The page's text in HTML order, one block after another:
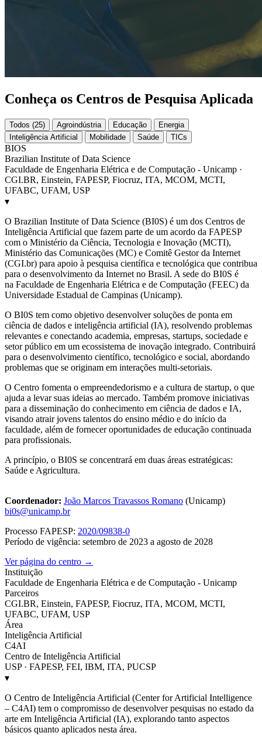
Conheça os Centros de Pesquisa Aplicada
Todos (25) Agroindústria Educação
Energia
Inteligência Artificial
Mobilidade Saúde TICs
BIOS
Brazilian Institute of Data Science
Faculdade de Engenharia Elétrica e de Computação - Unicamp ·
CGI.BR, Einstein, FAPESP, Fiocruz, ITA, MCOM, MCTI,
UFABC, UFAM, USP
▾
O Brazilian Institute of Data Science (BI0S) é um dos Centros de
Inteligência Artificial que fazem parte de um acordo da FAPESP
com o Ministério da Ciência, Tecnologia e Inovação (MCTI),
Ministério das Comunicações (MC) e Comitê Gestor da Internet
(CGI.br) para apoio à pesquisa científica e tecnológica que contribua
para o desenvolvimento da Internet no Brasil. A sede do BI0S é
na Faculdade de Engenharia Elétrica e de Computação (FEEC) da
Universidade Estadual de Campinas (Unicamp).
O BI0S tem como objetivo desenvolver soluções de ponta em
ciência de dados e inteligência artificial (IA), resolvendo problemas
relevantes e conectando academia, empresas, startups, sociedade e
setor público em um ecossistema de inovação integrado. Contribuirá
para o desenvolvimento científico, tecnológico e social, abordando
problemas que se originam em interações multi-setoriais.
O Centro fomenta o empreendedorismo e a cultura de startup, o que
ajuda a levar suas ideias ao mercado. Também promove iniciativas
para a disseminação do conhecimento em ciência de dados e IA,
visando atrair jovens talentos do ensino médio e do início da
faculdade, além de fornecer oportunidades de educação continuada
para profissionais.
A princípio, o BI0S se concentrará em duas áreas estratégicas:
Saúde e Agricultura.
Coordenador: João Marcos Travassos Romano (Unicamp)
bi0s@unicamp.br
Processo FAPESP: 2020/09838-0
Período de vigência: setembro de 2023 a agosto de 2028
Ver página do centro →
Instituição
Faculdade de Engenharia Elétrica e de Computação - Unicamp
Parceiros
CGI.BR, Einstein, FAPESP, Fiocruz, ITA, MCOM, MCTI,
UFABC, UFAM, USP
Área
Inteligência Artificial
C4AI
Centro de Inteligência Artificial
USP · FAPESP, FEI, IBM, ITA, PUCSP
▾
O Centro de Inteligência Artificial (Center for Artificial Intelligence
– C4AI) tem o compromisso de desenvolver pesquisas no estado da
arte em Inteligência Artificial (IA), explorando tanto aspectos
básicos quanto aplicados nesta área.